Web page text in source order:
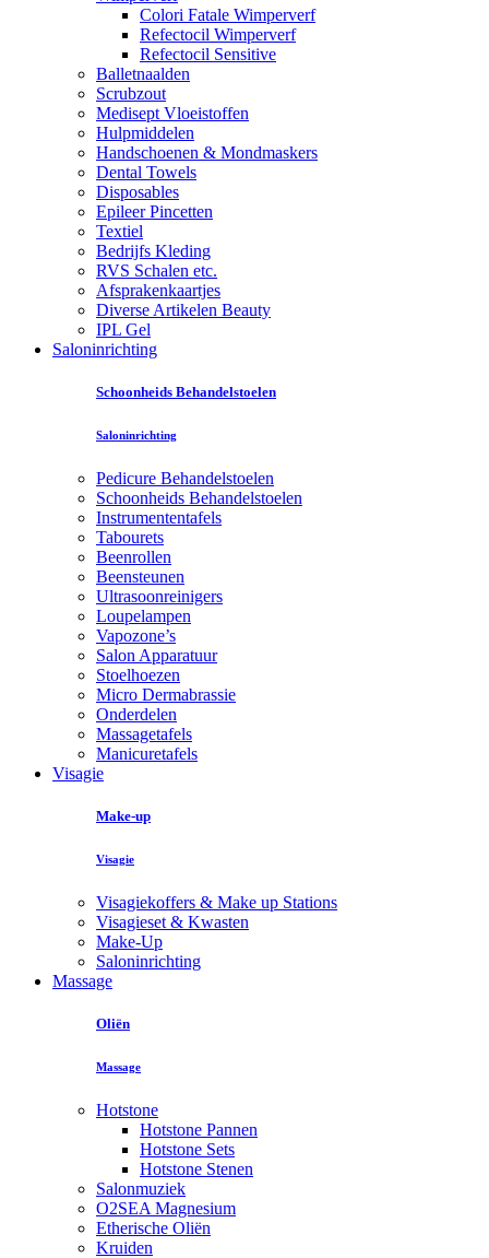
Colori Fatale Wimperverf
Refectocil Wimperverf
Refectocil Sensitive
Balletnaalden
Scrubzout
Medisept Vloeistoffen
Hulpmiddelen
Handschoenen & Mondmaskers
Dental Towels
Disposables
Epileer Pincetten
Textiel
Bedrijfs Kleding
RVS Schalen etc.
Afsprakenkaartjes
Diverse Artikelen Beauty
IPL Gel
Saloninrichting
Schoonheids Behandelstoelen
Saloninrichting
Pedicure Behandelstoelen
Schoonheids Behandelstoelen
Instrumententafels
Tabourets
Beenrollen
Beensteunen
Ultrasoonreinigers
Loupelampen
Vapozone’s
Salon Apparatuur
Stoelhoezen
Micro Dermabrassie
Onderdelen
Massagetafels
Manicuretafels
Visagie
Make-up
Visagie
Visagiekoffers & Make up Stations
Visagieset & Kwasten
Make-Up
Saloninrichting
Massage
Oliën
Massage
Hotstone
Hotstone Pannen
Hotstone Sets
Hotstone Stenen
Salonmuziek
O2SEA Magnesium
Etherische Oliën
Kruiden